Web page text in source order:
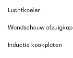
Luchtkoeler
Wandschouw afzuigkap
Inductie kookplaten